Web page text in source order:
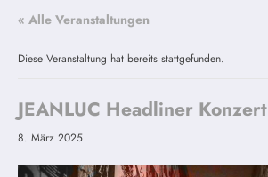
« Alle Veranstaltungen
Diese Veranstaltung hat bereits stattgefunden.
JEANLUC Headliner Konzert
8. März 2025